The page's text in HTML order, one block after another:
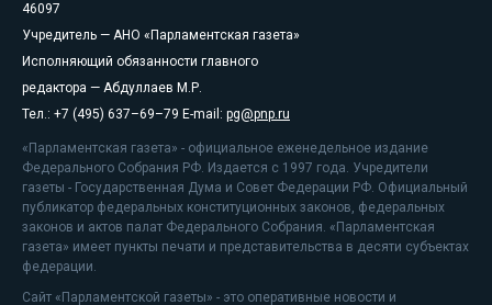
46097
Учредитель — АНО «Парламентская газета»
Исполняющий обязанности главного
редактора — Абдуллаев М.Р.
Тел.: +7 (495) 637–69–79 E-mail: pg@pnp.ru
«Парламентская газета» - официальное еженедельное издание
Федерального Собрания РФ. Издается с 1997 года. Учредители
газеты - Государственная Дума и Совет Федерации РФ. Официальный
публикатор федеральных конституционных законов, федеральных
законов и актов палат Федерального Собрания. «Парламентская
газета» имеет пункты печати и представительства в десяти субъектах
федерации.
Сайт «Парламентской газеты» - это оперативные новости и